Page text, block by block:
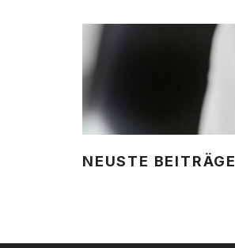
NEUSTE BEITRÄGE